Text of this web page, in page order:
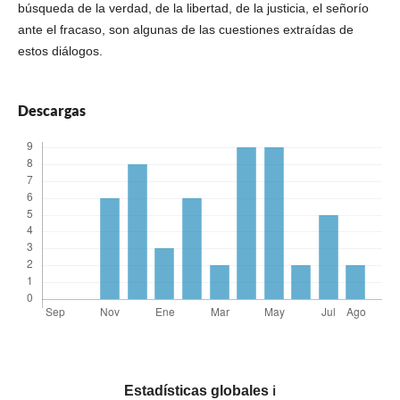
búsqueda de la verdad, de la libertad, de la justicia, el señorío
ante el fracaso, son algunas de las cuestiones extraídas de
estos diálogos.
Descargas
Estadísticas globales ℹ️